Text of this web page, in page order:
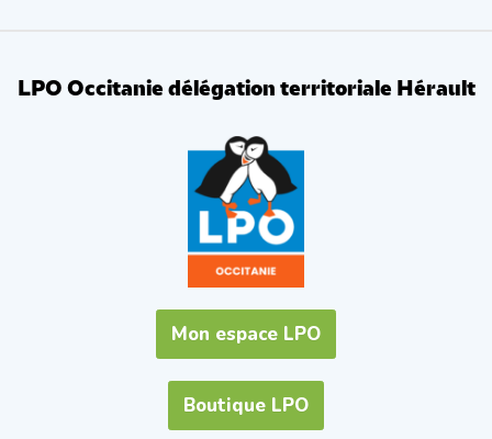
LPO Occitanie délégation territoriale Hérault
Mon espace LPO
Boutique LPO